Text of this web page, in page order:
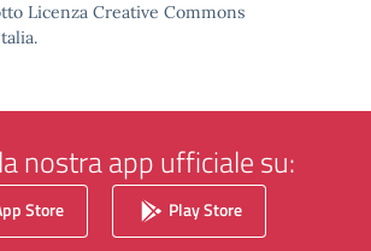
Licenza Creative Commons
nostra app ufficiale su:
Store Play Store